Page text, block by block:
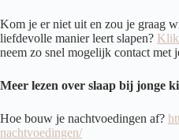
Kom je er niet uit en zou je graag
liefdevolle manier leert slapen?
neem zo snel mogelijk contact met
Meer lezen over slaap bij jonge
Hoe bouw je nachtvoedingen af?
nachtvoedingen/